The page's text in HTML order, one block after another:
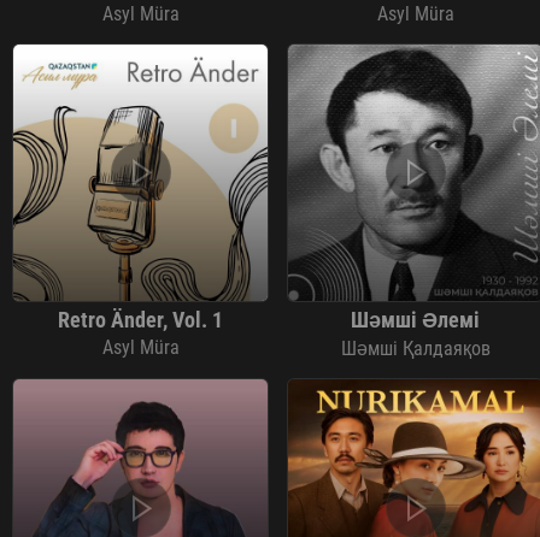
Asyl Müra Asyl Müra
Retro Änder, Vol. 1
Asyl Müra
Шәмші Әлемі
Шәмші Қалдаяқов